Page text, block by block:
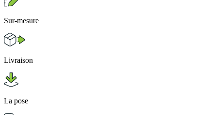
Sur-mesure
Livraison
La pose